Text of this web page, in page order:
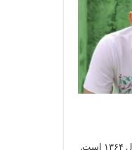
متولد سال ۱۳۶۴ است.